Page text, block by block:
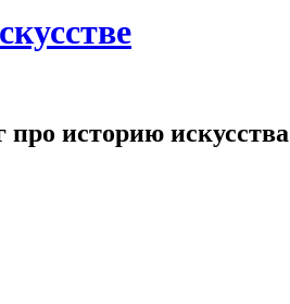
историю искусства